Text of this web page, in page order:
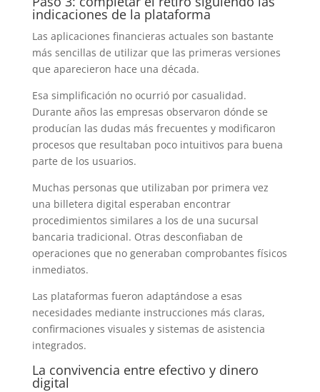
indicaciones de la plataforma
Las aplicaciones financieras actuales son bastante
más sencillas de utilizar que las primeras versiones
que aparecieron hace una década.
Esa simplificación no ocurrió por casualidad.
Durante años las empresas observaron dónde se
producían las dudas más frecuentes y modificaron
procesos que resultaban poco intuitivos para buena
parte de los usuarios.
Muchas personas que utilizaban por primera vez
una billetera digital esperaban encontrar
procedimientos similares a los de una sucursal
bancaria tradicional. Otras desconfiaban de
operaciones que no generaban comprobantes físicos
inmediatos.
Las plataformas fueron adaptándose a esas
necesidades mediante instrucciones más claras,
confirmaciones visuales y sistemas de asistencia
integrados.
La convivencia entre efectivo y dinero
digital